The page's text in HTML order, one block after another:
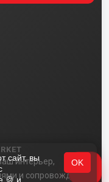
интерьер,
и сопровождаем
сайт, вы
🍪 и
OK